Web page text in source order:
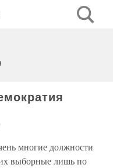
многие должности
выборные лишь по